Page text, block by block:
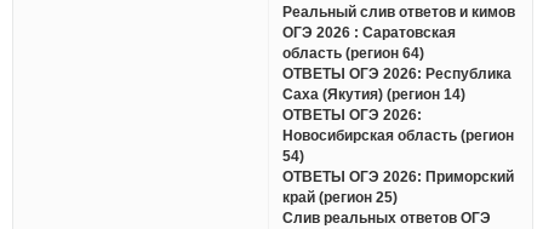
Реальный слив ответов и кимов
ОГЭ 2026 : Саратовская
область (регион 64)
ОТВЕТЫ ОГЭ 2026: Республика
Саха (Якутия) (регион 14)
ОТВЕТЫ ОГЭ 2026:
Новосибирская область (регион
54)
ОТВЕТЫ ОГЭ 2026: Приморский
край (регион 25)
Слив реальных ответов ОГЭ